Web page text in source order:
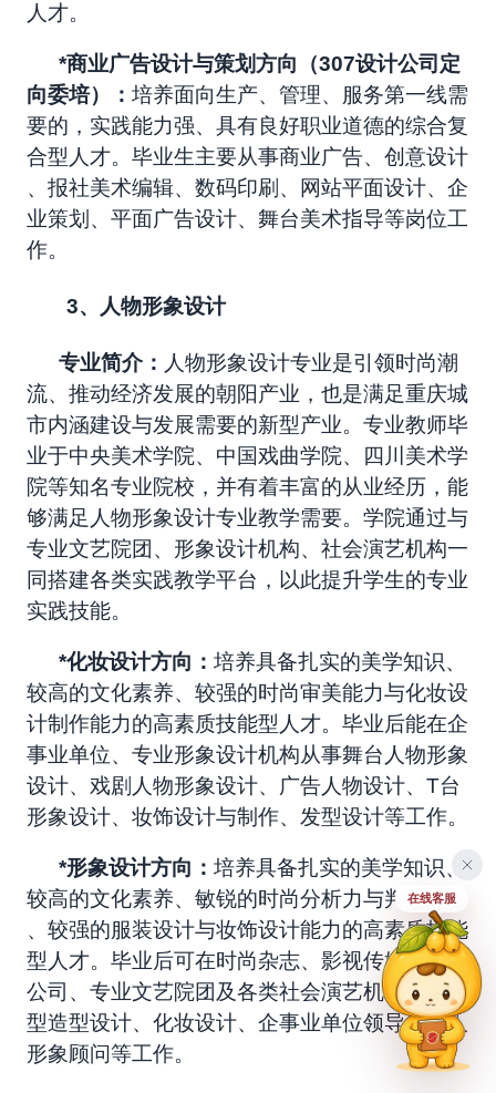
人才。
*商业广告设计与策划方向（307设计公司定
向委培）： 培养面向生产、管理、服务第一线需
要的，实践能力强、具有良好职业道德的综合复
合型人才。毕业生主要从事商业广告、创意设计
、报社美术编辑、数码印刷、网站平面设计、企
业策划、平面广告设计、舞台美术指导等岗位工
作。
3、人物形象设计
专业简介： 人物形象设计专业是引领时尚潮
流、推动经济发展的朝阳产业， 也是满足重庆城
市内涵建设与发展需要的新型产业。专业教师毕
业于中央美术学院、中国戏曲学院、四川美术学
院等知名专业院校，并有着丰富的从业经历，能
够满足人物形象设计专业教学需要。学院通过与
专业文艺院团、 形象设计机构、 社会演艺机构一
同搭建各类实践教学平台，以此提升学生的专业
实践技能。
*化妆设计方向： 培养具备扎实的美学知识、
较高的文化素养、较强的时尚审美能力与化妆设
计制作能力的高素质技能型人才。毕业后能在企
事业单位、专业形象设计机构从事舞台人物形象
设计、戏剧人物形象设计、广告人物设计、T台
形象设计、妆饰设计与制作、发型设计等工作。
*形象设计方向： 培养具备扎实的美学知识、
较高的文化素养、敏锐的时尚分析力与判断能力
、较强的服装设计与妆饰设计能力的高素质技能
型人才。毕业后可在时尚杂志、影视传媒、婚庆
公司、专业文艺院团及各类社会演艺机构从事发
型造型设计、化妆设计、企事业单位领导人私人
形象顾问等工作。
在线客服